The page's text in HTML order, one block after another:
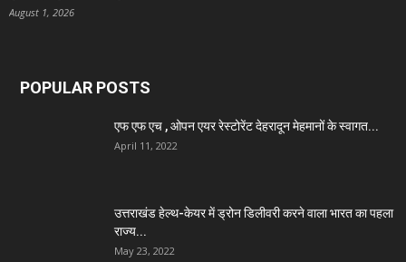
August 1, 2026
POPULAR POSTS
एफ एफ एच , ओपन एयर रेस्टोरेंट देहरादून मेहमानों के स्वागत...
April 11, 2022
उत्तराखंड हेल्थ-केयर में ड्रोन डिलीवरी करने वाला भारत का पहला
राज्य...
May 23, 2022